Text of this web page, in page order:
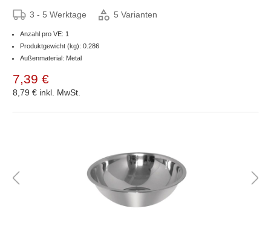
3 - 5 Werktage 5 Varianten
Anzahl pro VE: 1
Produktgewicht (kg): 0.286
Außenmaterial: Metal
7,39 €
8,79 € inkl. MwSt.